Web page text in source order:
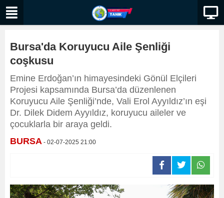
Bursa'da Koruyucu Aile Şenliği
coşkusu
Emine Erdoğan’ın himayesindeki Gönül Elçileri
Projesi kapsamında Bursa’da düzenlenen
Koruyucu Aile Şenliği’nde, Vali Erol Ayyıldız’ın eşi
Dr. Dilek Didem Ayyıldız, koruyucu aileler ve
çocuklarla bir araya geldi.
BURSA - 02-07-2025 21:00